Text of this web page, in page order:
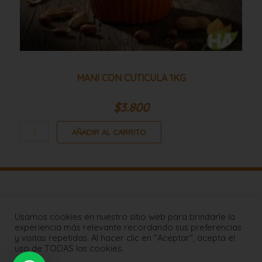
MANI CON CUTICULA 1KG
$3.800
AÑADIR AL CARRITO
FAQs
Coberturas de Despachos
Contáctenos
Usamos cookies en nuestro sitio web para brindarle la
experiencia más relevante recordando sus preferencias
y visitas repetidas. Al hacer clic en "Aceptar", acepta el
uso de TODAS las cookies.